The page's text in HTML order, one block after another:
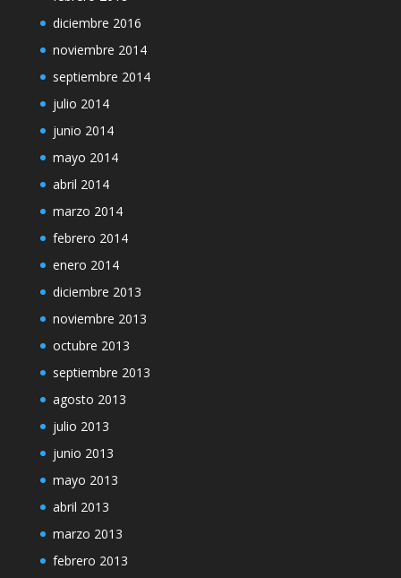
diciembre 2016
noviembre 2014
septiembre 2014
julio 2014
junio 2014
mayo 2014
abril 2014
marzo 2014
febrero 2014
enero 2014
diciembre 2013
noviembre 2013
octubre 2013
septiembre 2013
agosto 2013
julio 2013
junio 2013
mayo 2013
abril 2013
marzo 2013
febrero 2013